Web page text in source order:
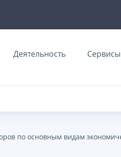
Деятельность Сервисы
по основным видам